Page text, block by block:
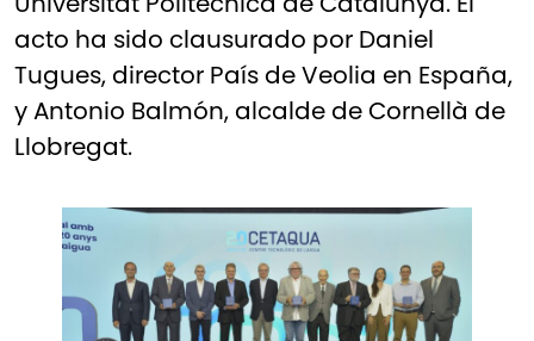
acto ha sido clausurado por Daniel
Tugues, director País de Veolia en España,
y Antonio Balmón, alcalde de Cornellà de
Llobregat.